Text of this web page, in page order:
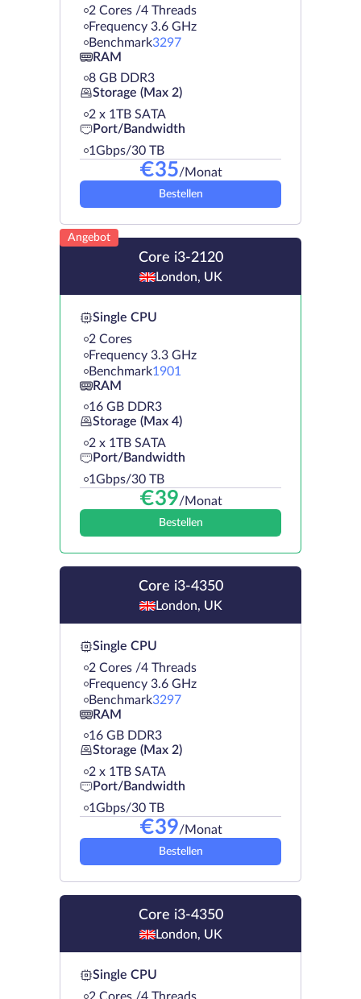
2 Cores /4 Threads
Frequency 3.6 GHz
Benchmark3297
RAM
8 GB DDR3
Storage (Max 2)
2 х 1TB SATA
Port/Bandwidth
1Gbps/30 TB
€35/Monat
Bestellen
Angebot
Core i3-2120
London, UK
Single CPU
2 Cores
Frequency 3.3 GHz
Benchmark1901
RAM
16 GB DDR3
Storage (Max 4)
2 х 1TB SATA
Port/Bandwidth
1Gbps/30 TB
€39/Monat
Bestellen
Core i3-4350
London, UK
Single CPU
2 Cores /4 Threads
Frequency 3.6 GHz
Benchmark3297
RAM
16 GB DDR3
Storage (Max 2)
2 х 1TB SATA
Port/Bandwidth
1Gbps/30 TB
€39/Monat
Bestellen
Core i3-4350
London, UK
Single CPU